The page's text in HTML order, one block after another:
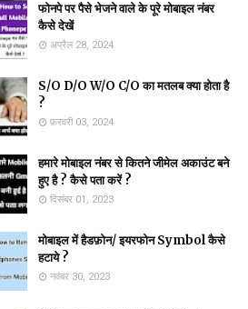
फोनपे पर पैसे भेजने वाले के पूरे मोबाइल नंबर
कैसे देखें
अप्रैल 28, 2024
S/O D/O W/O C/O का मतलब क्या होता है
?
फ़रवरी 03, 2024
हमारे मोबाइल नंबर से कितने जीमेल अकाउंट बने
हुए है ? कैसे पता करें ?
दिसंबर 01, 2023
मोबाइल में हैडफ़ोन/ इयरफोन Symbol कैसे
हटाये ?
नवंबर 30, 2023